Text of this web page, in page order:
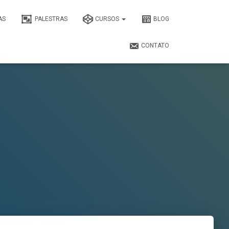
PALESTRAS CURSOS BLOG
CONTATO